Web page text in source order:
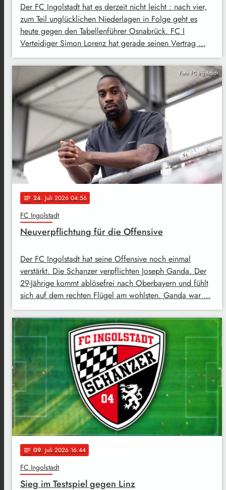
Der FC Ingolstadt hat es derzeit nicht leicht : nach vier,
zum Teil unglücklichen Niederlagen in Folge geht es
heute gegen den Tabellenführer Osnabrück. FC I
Verteidiger Simon Lorenz hat gerade seinen Vertrag …
Foto: FC Ingolstadt
notes 24. Juli 2026 04:56
FC Ingolstadt
Neuverpflichtung für die Offensive
Der FC Ingolstadt hat seine Offensive noch einmal
verstärkt. Die Schanzer verpflichten Joseph Ganda. Der
29-Jährige kommt ablösefrei nach Oberbayern und fühlt
sich auf dem rechten Flügel am wohlsten. Ganda war …
notes 09. Juli 2026 16:44
FC Ingolstadt
Sieg im Testspiel gegen Linz